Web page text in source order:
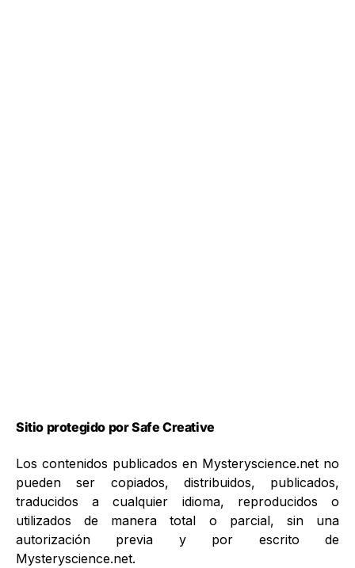
Sitio protegido por Safe Creative
Los contenidos publicados en Mysteryscience.net no
pueden ser copiados, distribuidos, publicados,
traducidos a cualquier idioma, reproducidos o
utilizados de manera total o parcial, sin una
autorización previa y por escrito de
Mysteryscience.net.